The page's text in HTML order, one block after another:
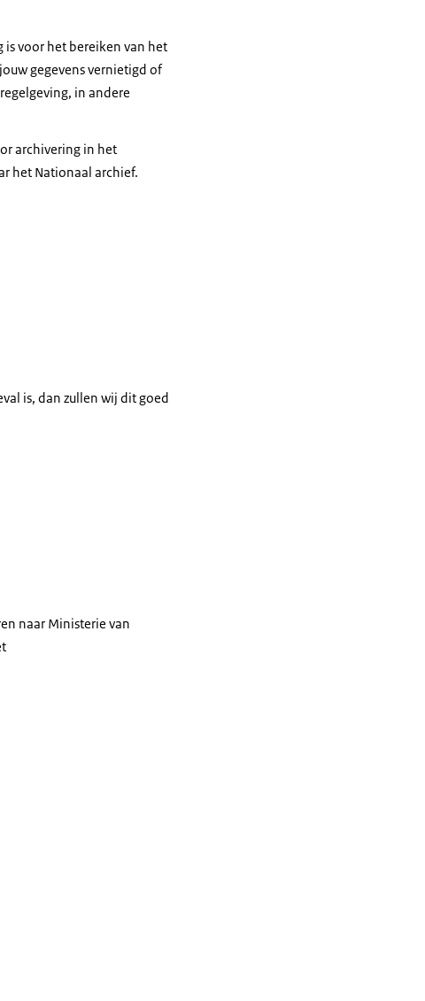
is voor het bereiken van het
gegevens vernietigd of
in andere
archivering in het
het Nationaal archief.
is, dan zullen wij dit goed
naar Ministerie van